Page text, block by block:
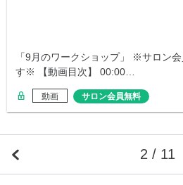
「9月のワークショップ」 ※サロン
す※ 【動画目次】 00:00…
動画 サロン会員無料
2 / 11